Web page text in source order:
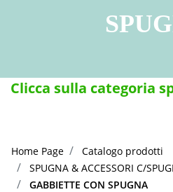
Clicca sulla categoria
Home Page
Catalogo prodotti
SPUGNA & ACCESSORI C/
GABBIETTE CON SPUGNA